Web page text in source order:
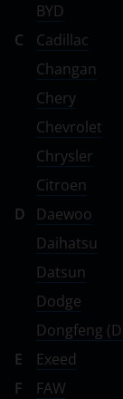
BYD
C
Cadillac
Changan
Chery
Chevrolet
Chrysler
Citroen
D
Daewoo
Daihatsu
Datsun
Dodge
Dongfeng
E
Exeed
F
FAW